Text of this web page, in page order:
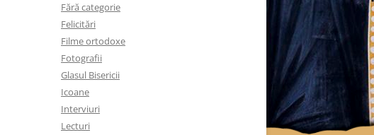
Fără categorie
Felicitări
Filme ortodoxe
Fotografii
Glasul Bisericii
Icoane
Interviuri
Lecturi